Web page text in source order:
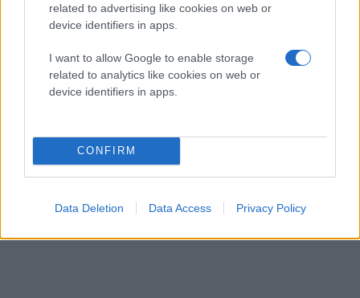
related to advertising like cookies on web or
device identifiers in apps.
I want to allow Google to enable storage
related to analytics like cookies on web or
device identifiers in apps.
CONFIRM
Data Deletion Data Access Privacy Policy